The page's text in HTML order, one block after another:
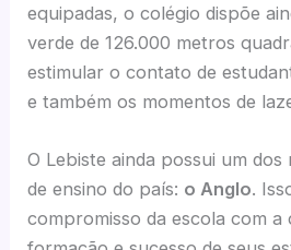
equipadas, o colégio dispõe
verde de 126.000 metros
estimular o contato de
e também os momentos de
O Lebiste ainda possui um dos
de ensino do país: o Anglo.
compromisso da escola com a